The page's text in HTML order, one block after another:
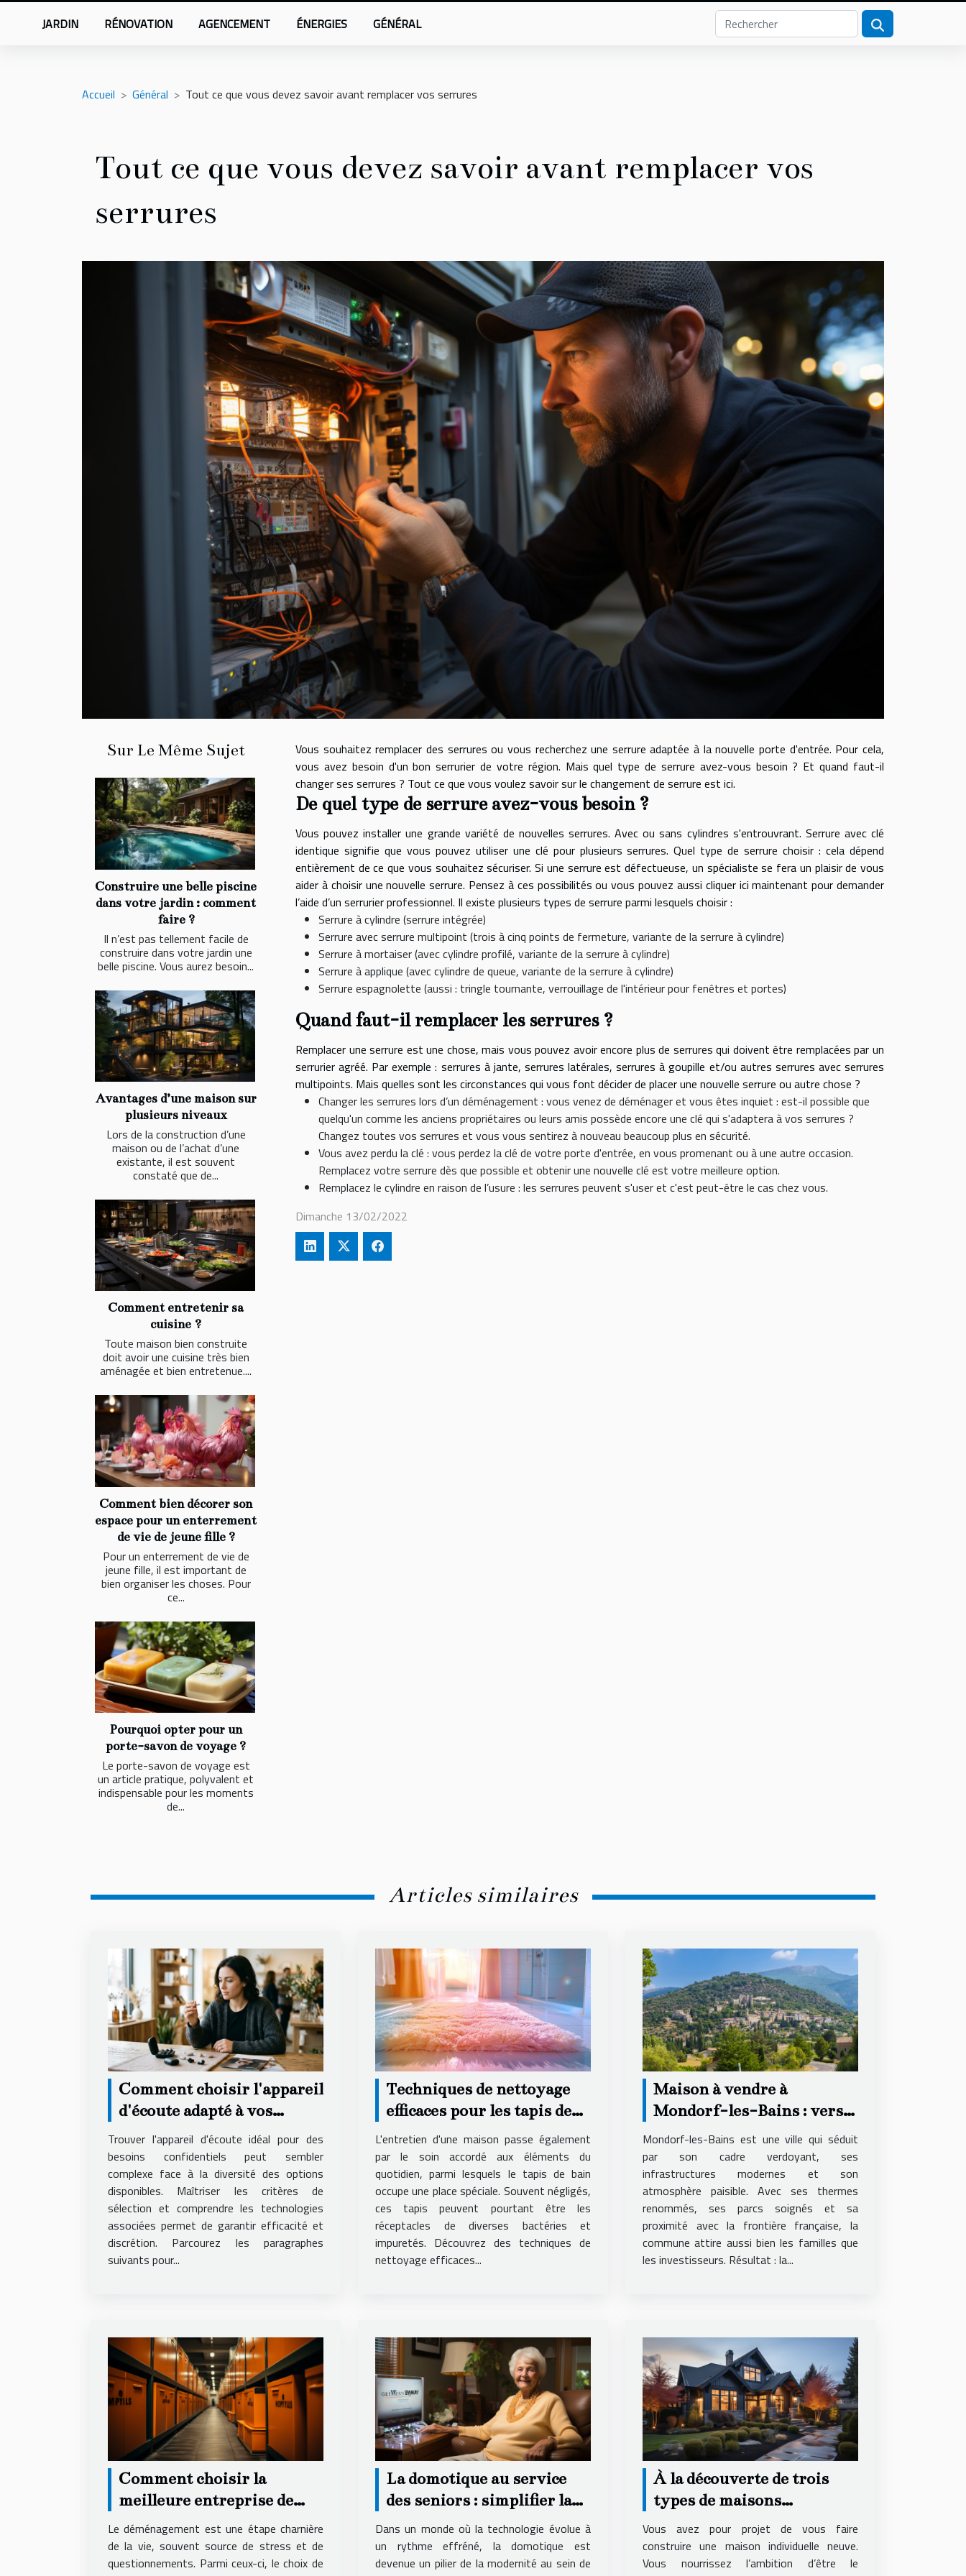
JARDIN RÉNOVATION AGENCEMENT ÉNERGIES GÉNÉRAL
Accueil Général Tout ce que vous devez savoir avant remplacer vos serrures
Tout ce que vous devez savoir avant remplacer vos
serrures
Sur Le Même Sujet
Construire une belle piscine
dans votre jardin : comment
faire ?
Il n’est pas tellement facile de
construire dans votre jardin une
belle piscine. Vous aurez besoin...
Avantages d’une maison sur
plusieurs niveaux
Lors de la construction d’une
maison ou de l’achat d’une
existante, il est souvent
constaté que de...
Comment entretenir sa
cuisine ?
Toute maison bien construite
doit avoir une cuisine très bien
aménagée et bien entretenue....
Comment bien décorer son
espace pour un enterrement
de vie de jeune fille ?
Pour un enterrement de vie de
jeune fille, il est important de
bien organiser les choses. Pour
ce...
Pourquoi opter pour un
porte-savon de voyage ?
Le porte-savon de voyage est
un article pratique, polyvalent et
indispensable pour les moments
de...
Vous souhaitez remplacer des serrures ou vous recherchez une serrure adaptée à la nouvelle porte d'entrée. Pour cela,
vous avez besoin d'un bon serrurier de votre région. Mais quel type de serrure avez-vous besoin ? Et quand faut-il
changer ses serrures ? Tout ce que vous voulez savoir sur le changement de serrure est ici.
De quel type de serrure avez-vous besoin ?
Vous pouvez installer une grande variété de nouvelles serrures. Avec ou sans cylindres s'entrouvrant. Serrure avec clé
identique signifie que vous pouvez utiliser une clé pour plusieurs serrures. Quel type de serrure choisir : cela dépend
entièrement de ce que vous souhaitez sécuriser. Si une serrure est défectueuse, un spécialiste se fera un plaisir de vous
aider à choisir une nouvelle serrure. Pensez à ces possibilités ou vous pouvez aussi cliquer ici maintenant pour demander
l’aide d’un serrurier professionnel. Il existe plusieurs types de serrure parmi lesquels choisir :
Serrure à cylindre (serrure intégrée)
Serrure avec serrure multipoint (trois à cinq points de fermeture, variante de la serrure à cylindre)
Serrure à mortaiser (avec cylindre profilé, variante de la serrure à cylindre)
Serrure à applique (avec cylindre de queue, variante de la serrure à cylindre)
Serrure espagnolette (aussi : tringle tournante, verrouillage de l'intérieur pour fenêtres et portes)
Quand faut-il remplacer les serrures ?
Remplacer une serrure est une chose, mais vous pouvez avoir encore plus de serrures qui doivent être remplacées par un
serrurier agréé. Par exemple : serrures à jante, serrures latérales, serrures à goupille et/ou autres serrures avec serrures
multipoints. Mais quelles sont les circonstances qui vous font décider de placer une nouvelle serrure ou autre chose ?
Changer les serrures lors d’un déménagement : vous venez de déménager et vous êtes inquiet : est-il possible que
quelqu'un comme les anciens propriétaires ou leurs amis possède encore une clé qui s'adaptera à vos serrures ?
Changez toutes vos serrures et vous vous sentirez à nouveau beaucoup plus en sécurité.
Vous avez perdu la clé : vous perdez la clé de votre porte d'entrée, en vous promenant ou à une autre occasion.
Remplacez votre serrure dès que possible et obtenir une nouvelle clé est votre meilleure option.
Remplacez le cylindre en raison de l’usure : les serrures peuvent s'user et c'est peut-être le cas chez vous.
Dimanche 13/02/2022
Articles similaires
Comment choisir l'appareil
d'écoute adapté à vos
besoins secrets ?
Trouver l'appareil d'écoute idéal pour des
besoins confidentiels peut sembler
complexe face à la diversité des options
disponibles. Maîtriser les critères de
sélection et comprendre les technologies
associées permet de garantir efficacité et
discrétion. Parcourez les paragraphes
suivants pour...
Techniques de nettoyage
efficaces pour les tapis de
bain
L'entretien d'une maison passe également
par le soin accordé aux éléments du
quotidien, parmi lesquels le tapis de bain
occupe une place spéciale. Souvent négligés,
ces tapis peuvent pourtant être les
réceptacles de diverses bactéries et
impuretés. Découvrez des techniques de
nettoyage efficaces...
Maison à vendre à
Mondorf-les-Bains : vers
quelle agence se tourner ?
Mondorf-les-Bains est une ville qui séduit
par son cadre verdoyant, ses
infrastructures modernes et son
atmosphère paisible. Avec ses thermes
renommés, ses parcs soignés et sa
proximité avec la frontière française, la
commune attire aussi bien les familles que
les investisseurs. Résultat : la...
Comment choisir la
meilleure entreprise de
déménagement pour un
service local fiable et
économique
Le déménagement est une étape charnière
de la vie, souvent source de stress et de
questionnements. Parmi ceux-ci, le choix de
La domotique au service
des seniors : simplifier la
vie à domicile
Dans un monde où la technologie évolue à
un rythme effréné, la domotique est
devenue un pilier de la modernité au sein de
À la découverte de trois
types de maisons
Vous avez pour projet de vous faire
construire une maison individuelle neuve.
Vous nourrissez l’ambition d’être le